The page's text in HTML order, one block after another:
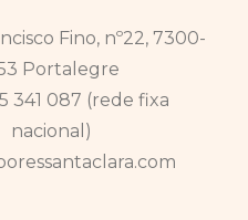
Fino, nº22, 7300-
Portalegre
341 087 (rede fixa
nacional)